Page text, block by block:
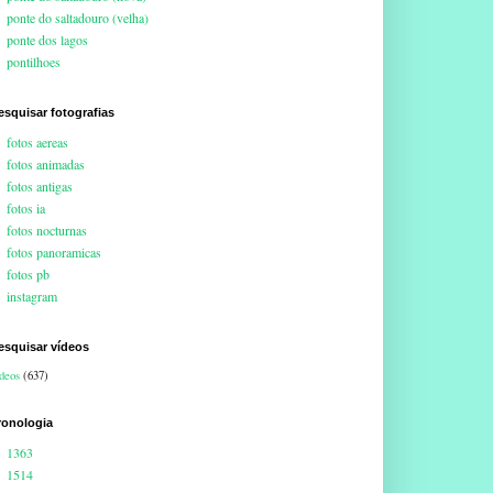
ponte do saltadouro (velha)
ponte dos lagos
pontilhoes
fotografias
fotos aereas
fotos animadas
fotos antigas
fotos ia
fotos nocturnas
fotos panoramicas
fotos pb
instagram
vídeos
(637)
1363
1514